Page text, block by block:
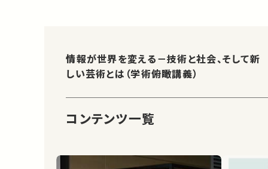
情報が世界を変える－技術と社会、そして新
しい芸術とは（学術俯瞰講義）
コンテンツ一覧